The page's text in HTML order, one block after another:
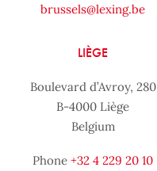
brussels@lexing.be
LIÈGE
Boulevard d’Avroy, 280
B-4000 Liège
Belgium
Phone +32 4 229 20 10